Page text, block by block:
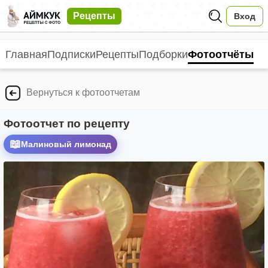
Рецепты Вход
ГлавнаяПодпискиРецептыПодборкиФотоотчёты
Вернуться к фотоотчетам
Фотоотчет по рецепту
📖Малиновый лимонад